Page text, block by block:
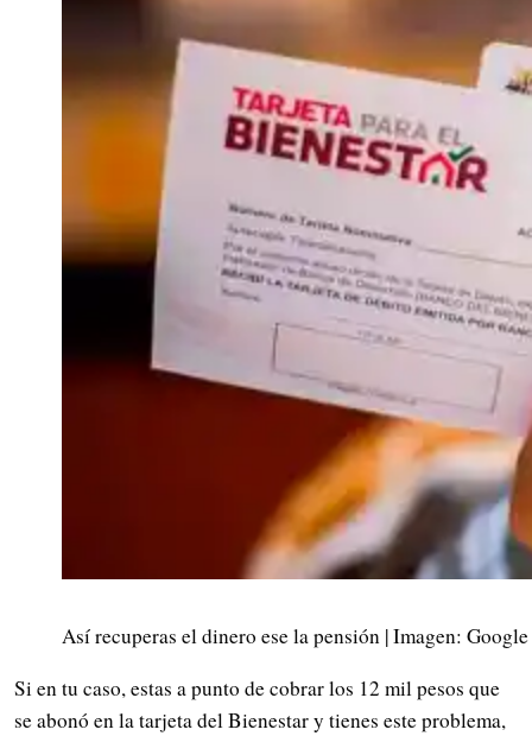
Así recuperas el dinero ese la pensión | Imagen: Google
Si en tu caso, estas a punto de cobrar los 12 mil pesos que
se abonó en la tarjeta del Bienestar y tienes este problema,